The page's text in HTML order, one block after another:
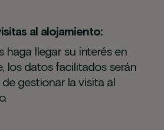
al alojamiento:
haga llegar su interés en
los datos facilitados serán
gestionar la visita al